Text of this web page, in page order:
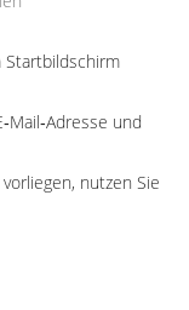
Startbildschirm
und
nutzen Sie